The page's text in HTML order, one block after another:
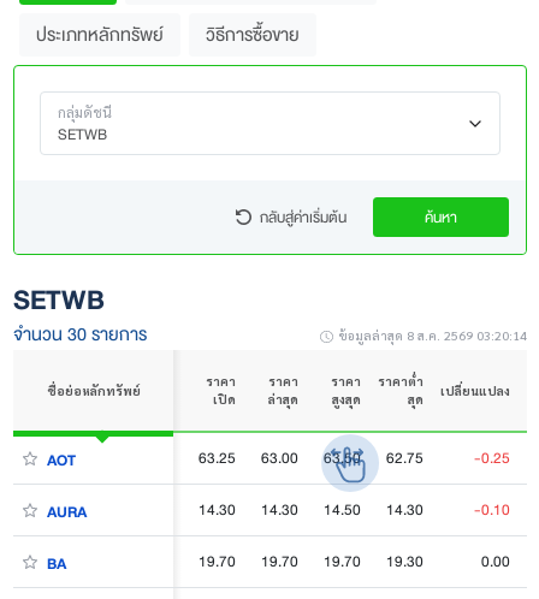
ประเภทหลักทรัพย์
วิธีการซื้อขาย
กลุ่มดัชนี
SETWB
กลับสู่ค่าเริ่มต้น ค้นหา
SETWB
จำนวน 30 รายการ ข้อมูลล่าสุด 8 ส.ค. 2569 03:20:14
ชื่อย่อหลักทรัพย์
ราคา
เปิด
ราคา
ล่าสุด
ราคา
สูงสุด
ราคาต่ำ
สุด
เปลี่ยนแปลง
AOT 63.25 63.00 63.50 62.75 -0.25
AURA 14.30 14.30 14.50 14.30 -0.10
BA 19.70 19.70 19.70 19.30 0.00